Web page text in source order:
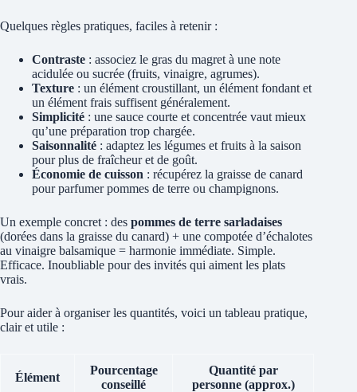
Quelques règles pratiques, faciles à retenir :
Contraste : associez le gras du magret à une note
acidulée ou sucrée (fruits, vinaigre, agrumes).
Texture : un élément croustillant, un élément fondant et
un élément frais suffisent généralement.
Simplicité : une sauce courte et concentrée vaut mieux
qu’une préparation trop chargée.
Saisonnalité : adaptez les légumes et fruits à la saison
pour plus de fraîcheur et de goût.
Économie de cuisson : récupérez la graisse de canard
pour parfumer pommes de terre ou champignons.
Un exemple concret : des pommes de terre sarladaises
(dorées dans la graisse du canard) + une compotée d’échalotes
au vinaigre balsamique = harmonie immédiate. Simple.
Efficace. Inoubliable pour des invités qui aiment les plats
vrais.
Pour aider à organiser les quantités, voici un tableau pratique,
clair et utile :
Élément
Pourcentage
conseillé
Quantité par
personne (approx.)